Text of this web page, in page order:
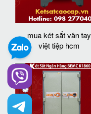
mua két sắt vân tay
việt tiệp hcm